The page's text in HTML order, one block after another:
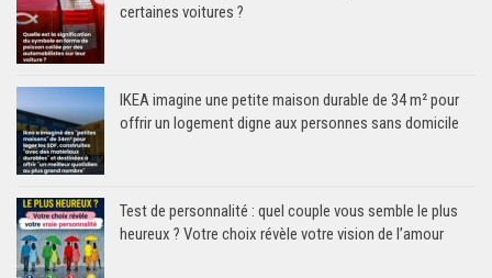
certaines voitures ?
IKEA imagine une petite maison durable de 34 m² pour
offrir un logement digne aux personnes sans domicile
Test de personnalité : quel couple vous semble le plus
heureux ? Votre choix révèle votre vision de l’amour